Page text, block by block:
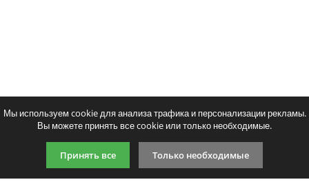
Введите код, указанный на картинке:
Мы используем cookie для анализа трафика и персонализации рекламы.
Вы можете принять все cookie или только необходимые.
Принять все Только необходимые